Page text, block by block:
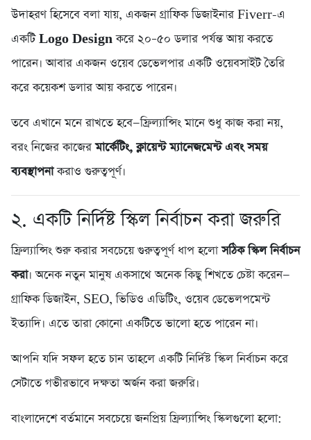
উদাহরণ হিসেবে বলা যায়, একজন গ্রাফিক ডিজাইনার Fiverr-এ
একটিLogo Designকরে ২০–৫০ ডলার পর্যন্ত আয় করতে
পারেন। আবার একজন ওয়েব ডেভেলপার একটি ওয়েবসাইট তৈরি
করে কয়েকশ ডলার আয় করতে পারেন।
তবে এখানে মনে রাখতে হবে—ফ্রিল্যান্সিং মানে শুধু কাজ করা নয়,
বরং নিজের কাজেরমার্কেটিং, ক্লায়েন্ট ম্যানেজমেন্ট এবং সময়
ব্যবস্থাপনাকরাও গুরুত্বপূর্ণ।
২. একটি নির্দিষ্ট স্কিল নির্বাচন করা জরুরি
ফ্রিল্যান্সিং শুরু করার সবচেয়ে গুরুত্বপূর্ণ ধাপ হলোসঠিক স্কিল নির্বাচন
করা। অনেক নতুন মানুষ একসাথে অনেক কিছু শিখতে চেষ্টা করেন—
গ্রাফিক ডিজাইন, SEO, ভিডিও এডিটিং, ওয়েব ডেভেলপমেন্ট
ইত্যাদি। এতে তারা কোনো একটিতে ভালো হতে পারেন না।
আপনি যদি সফল হতে চান তাহলে একটি নির্দিষ্ট স্কিল নির্বাচন করে
সেটাতে গভীরভাবে দক্ষতা অর্জন করা জরুরি।
বাংলাদেশে বর্তমানে সবচেয়ে জনপ্রিয় ফ্রিল্যান্সিং স্কিলগুলো হলো: